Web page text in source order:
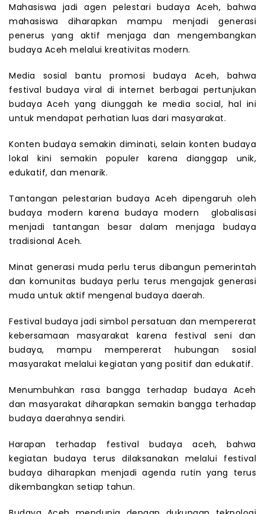
Mahasiswa jadi agen pelestari budaya Aceh, bahwa
mahasiswa diharapkan mampu menjadi generasi
penerus yang aktif menjaga dan mengembangkan
budaya Aceh melalui kreativitas modern.
Media sosial bantu promosi budaya Aceh, bahwa
festival budaya viral di internet berbagai pertunjukan
budaya Aceh yang diunggah ke media social, hal ini
untuk mendapat perhatian luas dari masyarakat.
Konten budaya semakin diminati, selain konten budaya
lokal kini semakin populer karena dianggap unik,
edukatif, dan menarik.
Tantangan pelestarian budaya Aceh dipengaruh oleh
budaya modern karena budaya modern globalisasi
menjadi tantangan besar dalam menjaga budaya
tradisional Aceh.
Minat generasi muda perlu terus dibangun pemerintah
dan komunitas budaya perlu terus mengajak generasi
muda untuk aktif mengenal budaya daerah.
Festival budaya jadi simbol persatuan dan mempererat
kebersamaan masyarakat karena festival seni dan
budaya, mampu mempererat hubungan sosial
masyarakat melalui kegiatan yang positif dan edukatif.
Menumbuhkan rasa bangga terhadap budaya Aceh
dan masyarakat diharapkan semakin bangga terhadap
budaya daerahnya sendiri.
Harapan terhadap festival budaya aceh, bahwa
kegiatan budaya terus dilaksanakan melalui festival
budaya diharapkan menjadi agenda rutin yang terus
dikembangkan setiap tahun.